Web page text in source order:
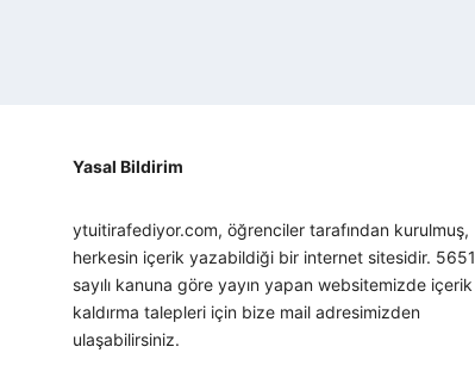
Yasal Bildirim
ytuitirafediyor.com, öğrenciler tarafından kurulmuş,
herkesin içerik yazabildiği bir internet sitesidir. 5651
sayılı kanuna göre yayın yapan websitemizde içerik
kaldırma talepleri için bize mail adresimizden
ulaşabilirsiniz.